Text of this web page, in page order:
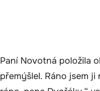
Paní Novotná položila
přemýšlel. Ráno jsem